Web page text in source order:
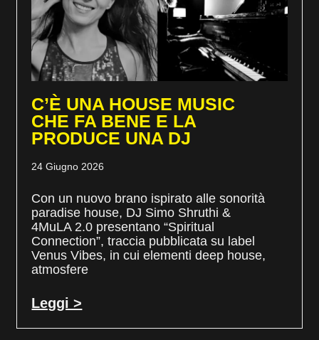
C’È UNA HOUSE MUSIC
CHE FA BENE E LA
PRODUCE UNA DJ
24 Giugno 2026
Con un nuovo brano ispirato alle sonorità
paradise house, DJ Simo Shruthi &
4MuLA 2.0 presentano “Spiritual
Connection”, traccia pubblicata su label
Venus Vibes, in cui elementi deep house,
atmosfere
Leggi >